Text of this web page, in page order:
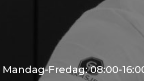
Mandag-Fredag: 08:00-